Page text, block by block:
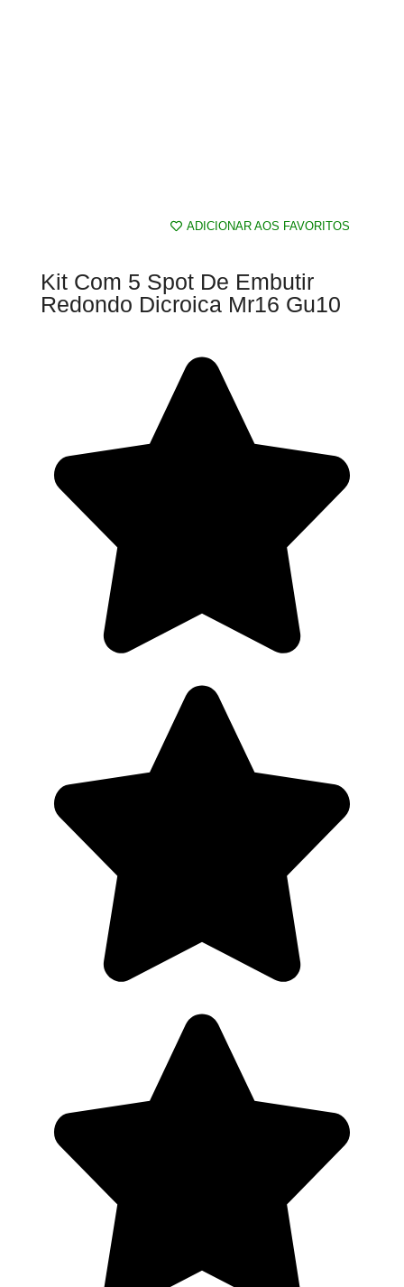
ADICIONAR AOS FAVORITOS
Kit Com 5 Spot De Embutir
Redondo Dicroica Mr16 Gu10